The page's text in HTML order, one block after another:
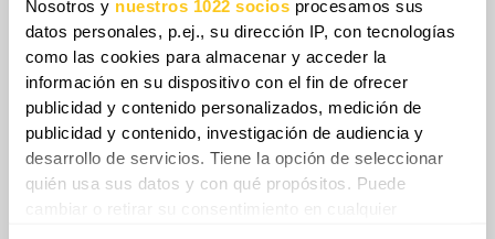
Nosotros y nuestros 1022 socios procesamos sus
datos personales, p.ej., su dirección IP, con tecnologías
como las cookies para almacenar y acceder la
información en su dispositivo con el fin de ofrecer
publicidad y contenido personalizados, medición de
publicidad y contenido, investigación de audiencia y
desarrollo de servicios. Tiene la opción de seleccionar
quién usa sus datos y con qué propósitos. Puede
cambiar o retirar su consentimiento en cualquier
Nacional, Rosgvardia. Esto es relevante
porque Putin depende en gran medida de
ellos para mantener su control del poder, y el
hecho de dejar su cuartel general
desprotegido evidencia la urgente necesidad
de sistemas de defensa aérea que afronta
Rusia.